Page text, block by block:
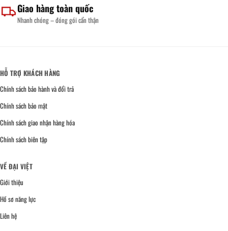
Giao hàng toàn quốc
Nhanh chóng – đóng gói cẩn thận
HỖ TRỢ KHÁCH HÀNG
Chính sách bảo hành và đổi trả
Chính sách bảo mật
Chính sách giao nhận hàng hóa
Chính sách biên tập
VỀ ĐẠI VIỆT
Giới thiệu
Hồ sơ năng lực
Liên hệ